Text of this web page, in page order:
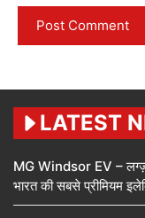
LATEST
MG Windsor EV –
भारत की सबसे प्रीमियम